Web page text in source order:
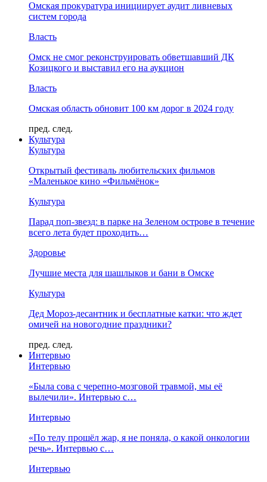
Омская прокуратура инициирует аудит ливневых
систем города
Власть
Омск не смог реконструировать обветшавший ДК
Козицкого и выставил его на аукцион
Власть
Омская область обновит 100 км дорог в 2024 году
пред. след.
Культура
Культура
Открытый фестиваль любительских фильмов
«Маленькое кино «Фильмёнок»
Культура
Парад поп-звезд: в парке на Зеленом острове в течение
всего лета будет проходить…
Здоровье
Лучшие места для шашлыков и бани в Омске
Культура
Дед Мороз-десантник и бесплатные катки: что ждет
омичей на новогодние праздники?
пред. след.
Интервью
Интервью
«Была сова с черепно-мозговой травмой, мы её
вылечили». Интервью с…
Интервью
«По телу прошёл жар, я не поняла, о какой онкологии
речь». Интервью с…
Интервью